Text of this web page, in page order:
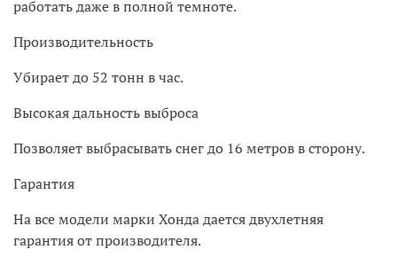
работать даже в полной темноте.
Производительность
Убирает до 52 тонн в час.
Высокая дальность выброса
Позволяет выбрасывать снег до 16 метров в сторону.
Гарантия
На все модели марки Хонда дается двухлетняя
гарантия от производителя.